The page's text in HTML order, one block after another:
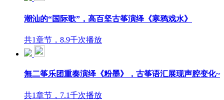
潮汕的“国际歌”，高百坚古筝演绎《寒鸦戏水》
共1章节，8.9千次播放
無二筝乐团重奏演绎《粉墨》，古筝语汇展现声腔变化~
共1章节，7.1千次播放